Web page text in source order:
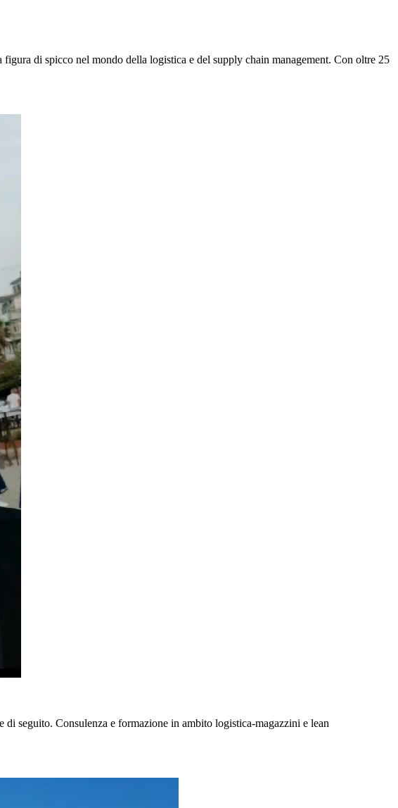
di spicco nel mondo della logistica e del supply chain management. Con oltre 25
seguito. Consulenza e formazione in ambito logistica-magazzini e lean